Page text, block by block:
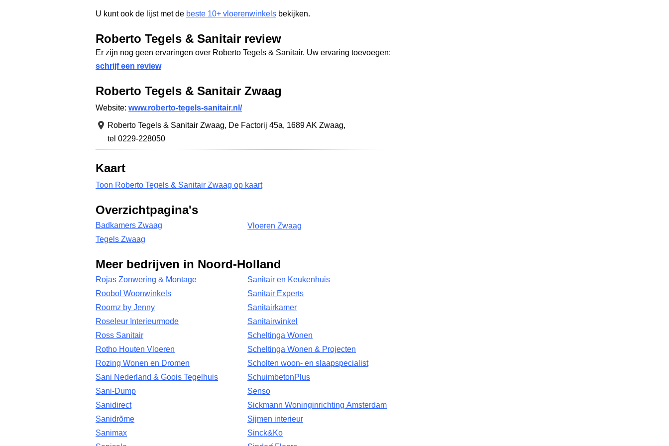
U kunt ook de lijst met de beste 10+ vloerenwinkels bekijken.
Roberto Tegels & Sanitair review
Er zijn nog geen ervaringen over Roberto Tegels & Sanitair. Uw ervaring toevoegen:
schrijf een review
Roberto Tegels & Sanitair Zwaag
Website: www.roberto-tegels-sanitair.nl/
Roberto Tegels & Sanitair Zwaag, De Factorij 45a, 1689 AK Zwaag,
tel 0229-228050
Kaart
Toon Roberto Tegels & Sanitair Zwaag op kaart
Overzichtpagina's
Badkamers Zwaag
Tegels Zwaag
Vloeren Zwaag
Meer bedrijven in Noord-Holland
Rojas Zonwering & Montage
Roobol Woonwinkels
Roomz by Jenny
Roseleur Interieurmode
Ross Sanitair
Rotho Houten Vloeren
Rozing Wonen en Dromen
Sani Nederland & Goois Tegelhuis
Sani-Dump
Sanidirect
Sanidrõme
Sanimax
Sanitair en Keukenhuis
Sanitair Experts
Sanitairkamer
Sanitairwinkel
Scheltinga Wonen
Scheltinga Wonen & Projecten
Scholten woon- en slaapspecialist
SchuimbetonPlus
Senso
Sickmann Woninginrichting Amsterdam
Sijmen interieur
Sinck&Ko